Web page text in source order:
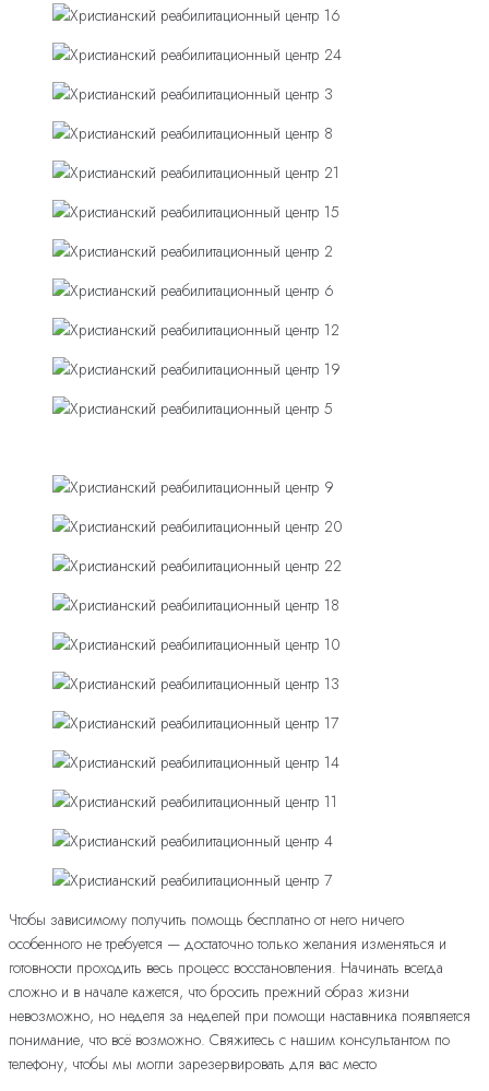
Чтобы зависимому получить помощь бесплатно от него ничего
особенного не требуется — достаточно только желания изменяться и
готовности проходить весь процесс восстановления. Начинать всегда
сложно и в начале кажется, что бросить прежний образ жизни
невозможно, но неделя за неделей при помощи наставника появляется
понимание, что всё возможно. Свяжитесь с нашим консультантом по
телефону, чтобы мы могли зарезервировать для вас место